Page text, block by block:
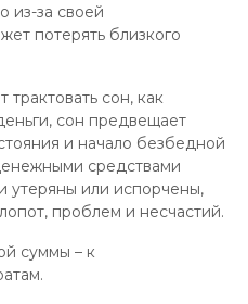
из-за своей
потерять близкого
трактовать сон, как
сон предвещает
и начало безбедной
средствами
утеряны или испорчены,
проблем и несчастий.
суммы – к